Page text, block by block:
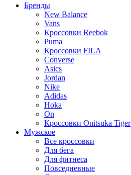
Бренды
New Balance
Vans
Кроссовки Reebok
Puma
Кроссовки FILA
Converse
Asics
Jordan
Nike
Adidas
Hoka
On
Кроссовки Onitsuka Tiger
Мужское
Все кроссовки
Для бега
Для фитнеса
Повседневные